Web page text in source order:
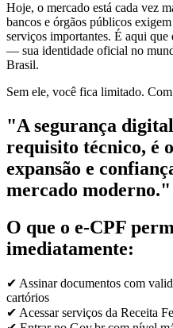
Hoje, o mercado está cada vez
bancos e órgãos públicos
serviços importantes. É aqui que
— sua identidade oficial no
Brasil.
Sem ele, você fica limitado.
"A segurança
requisito técnico, é
expansão e
mercado moderno."
O que o e-CPF
imediatamente:
✔ Assinar documentos com
cartórios
✔ Acessar serviços da Receita